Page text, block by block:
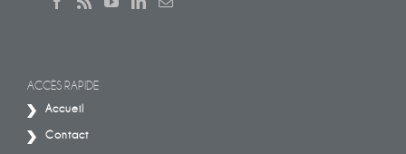
ACCÈS RAPIDE
Accueil
Contact